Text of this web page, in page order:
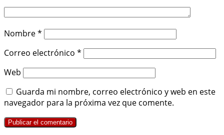
Nombre*
Correo electrónico *
Web
Guarda mi nombre, correo electrónico y web en este
navegador para la próxima vez que comente.